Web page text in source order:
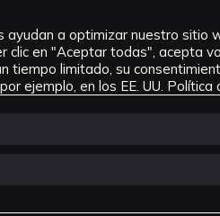
ayudan a optimizar nuestro sitio
clic en "Aceptar todas", acepta
tiempo limitado, su
ejemplo, en los EE. UU. Política